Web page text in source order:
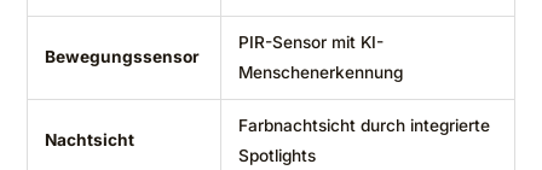
Bewegungssensor
PIR-Sensor mit KI-
Menschenerkennung
Nachtsicht
Farbnachtsicht durch integrierte
Spotlights